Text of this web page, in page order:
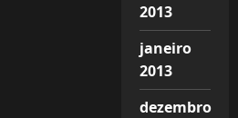
2013
janeiro
2013
dezembro